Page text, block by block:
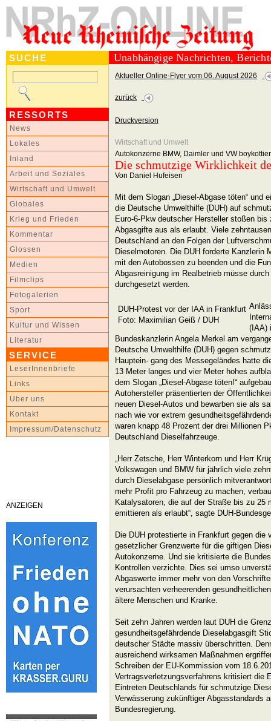
SUCHE
RESSORTS
News
Lokales
Inland
Arbeit und Soziales
Wirtschaft und Umwelt
Globales
Krieg und Frieden
Kommentar
Glossen
Medien
Filmclips
Fotogalerien
Sport
Kultur und Wissen
Literatur
SERVICE
LeserInnenbriefe
Links
Über uns
Kontakt
Impressum/Datenschutz
ANZEIGEN
Unabhängige Nachrichten,
Aktueller Online-Flyer vom 06. August 2026
zurück
Druckversion
Wirtschaft und Umwelt
Autokonzerne BMW, Daimler und VW
Die schmutzige Wirklichkeit
Von Daniel Hufeisen
Mit dem Slogan „Diesel-Abgase töten“ und
die Deutsche Umwelthilfe (DUH) auf
Euro-6-Pkw deutscher Hersteller stoßen
Abgasgifte aus als erlaubt. Viele
Deutschland an den Folgen der
Dieselmotoren. Die DUH forderte Kanzlerin
mit den Autobossen zu beenden und die
Abgasreinigung im Realbetrieb müsse
durchgesetzt werden.
DUH-Protest vor der IAA in Frankfurt
Foto: Maximilian Geiß / DUH
(IAA)
Bundeskanzlerin Angela Merkel am
Deutsche Umwelthilfe (DUH) gegen
Hauptein- gang des Messegeländes hatte
13 Meter langes und vier Meter hohes
dem Slogan „Diesel-Abgase töten!“
Autohersteller präsentierten der
neuen Diesel-Autos und bewarben sie als
nach wie vor extrem
waren knapp 48 Prozent der drei Millionen
Deutschland Dieselfahrzeuge.
„Herr Zetsche, Herr Winterkorn und Herr
Volkswagen und BMW für jährlich viele
durch Dieselabgase persönlich
mehr Profit pro Fahrzeug zu machen,
Katalysatoren, die auf der Straße bis zu 25
emittieren als erlaubt“, sagte DUH-
Die DUH protestierte in Frankfurt gegen die
gesetzlicher Grenzwerte für die giftigen
Autokonzerne. Und sie kritisierte die
Kontrollen verzichte. Dies sei umso
Abgaswerte immer mehr von den
verursachten verheerenden
ältere Menschen und Kranke.
Seit zehn Jahren werden laut DUH die
gesundheitsgefährdende Dieselabgasgift
deutscher Städte massiv überschritten.
ausreichend wirksamen Maßnahmen
Schreiben der EU-Kommission vom
Vertragsverletzungsverfahrens kritisiert die
Eintreten Deutschlands für schmutzige
Verwässerung zukünftiger Abgasstandards
Bundesregierung.